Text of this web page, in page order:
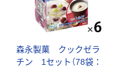
森永製菓 クックゼラ
チン 1セット（78袋：